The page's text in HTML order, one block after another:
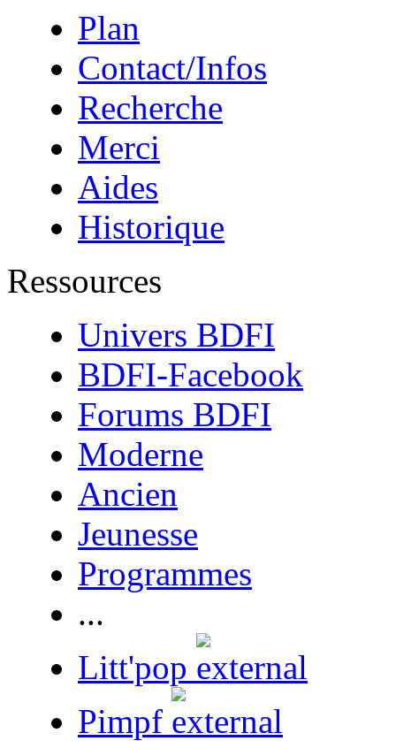
Plan
Contact/Infos
Recherche
Merci
Aides
Historique
Ressources
Univers BDFI
BDFI-Facebook
Forums BDFI
Moderne
Ancien
Jeunesse
Programmes
...
Litt'pop
Pimpf